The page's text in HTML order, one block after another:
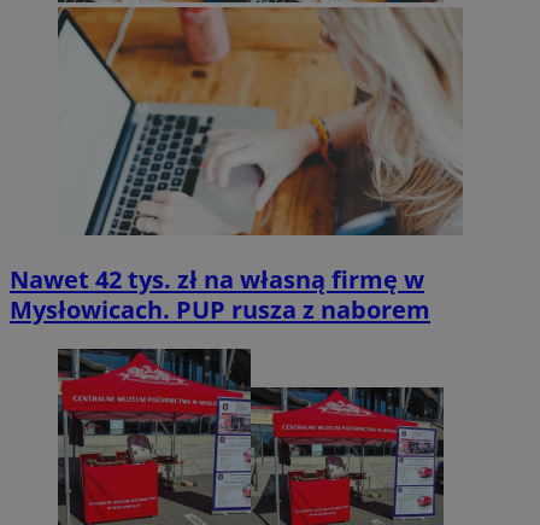
Nawet 42 tys. zł na własną firmę w
Mysłowicach. PUP rusza z naborem